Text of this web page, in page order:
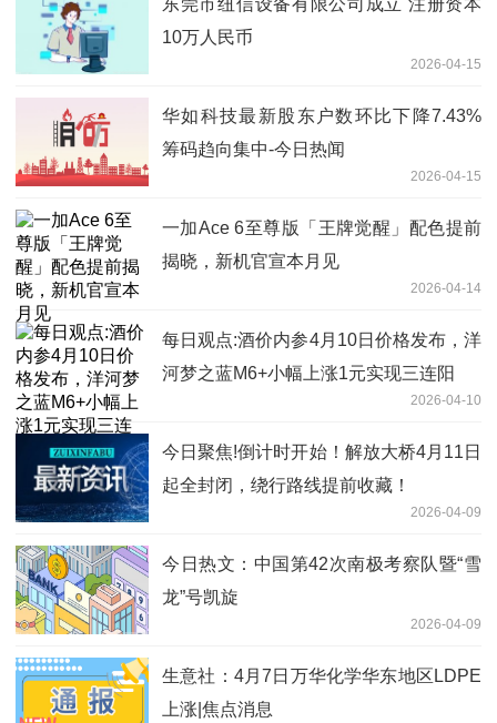
东莞市纽信设备有限公司成立 注册资本
10万人民币
2026-04-15
华如科技最新股东户数环比下降7.43%
筹码趋向集中-今日热闻
2026-04-15
一加Ace 6至尊版「王牌觉醒」配色提前
揭晓，新机官宣本月见
2026-04-14
每日观点:酒价内参4月10日价格发布，洋
河梦之蓝M6+小幅上涨1元实现三连阳
2026-04-10
今日聚焦!倒计时开始！解放大桥4月11日
起全封闭，绕行路线提前收藏！
2026-04-09
今日热文：中国第42次南极考察队暨“雪
龙”号凯旋
2026-04-09
生意社：4月7日万华化学华东地区LDPE
上涨|焦点消息